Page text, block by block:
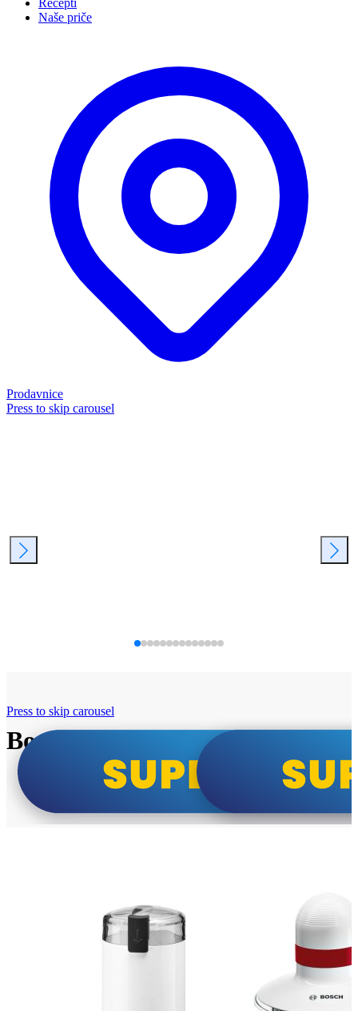
Recepti
Naše priče
Prodavnice
Press to skip carousel
Bosch super cene
Press to skip carousel